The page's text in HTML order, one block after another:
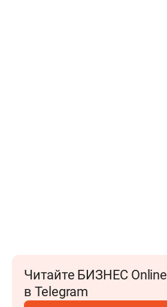
Читайте БИЗНЕС Online
в Telegram